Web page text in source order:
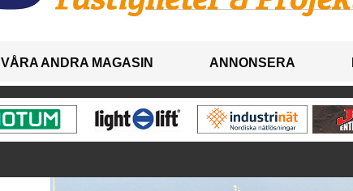
VÅRA ANDRA MAGASIN ANNONSERA